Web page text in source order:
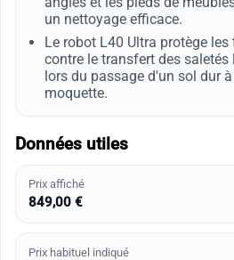
un nettoyage efficace.
Le robot L40 Ultra protège
contre le transfert des
lors du passage d'un sol dur
moquette.
Données utiles
Prix affiché
849,00 €
Prix habituel indiqué